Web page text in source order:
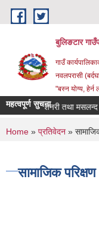
Skip to main content
बुलिङटार
गाउँ
नवलपरासी
"बस्न योग्य, हेर्न
महत्वपूर्ण सुचना
स्टेशनरी तथा मसलन्द
You are
Home » प्रतिवेदन »
सामाजिक परिक्षण